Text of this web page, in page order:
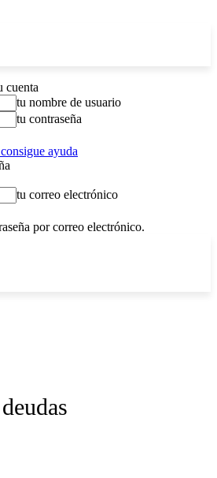
cuenta
tu nombre de usuario
tu contraseña
ayuda
tu correo electrónico
por correo electrónico.